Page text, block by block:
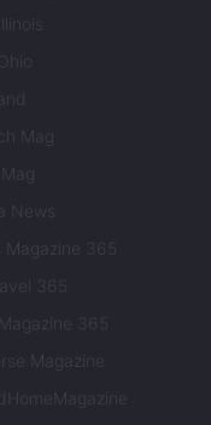
Mag
News
Magazine 365
365
Magazine 365
Magazine